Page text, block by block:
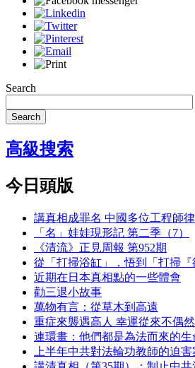
Search
Search
高級搜索
今日頭版
講真相成罪名 中國多位工程師
「名」娃娃現形記 第二季（7）
《清流》正見周報 第952期
從「打掃浴缸」，悟到「打掃『
近期在日本真相點的一些體會
勸三退小故事
萬物有言：從草木到高遠
重症來襲遇高人 幸運從來不偶然
連環畫：他們都是為法而來的生
上半年中共對法輪功教師的迫害